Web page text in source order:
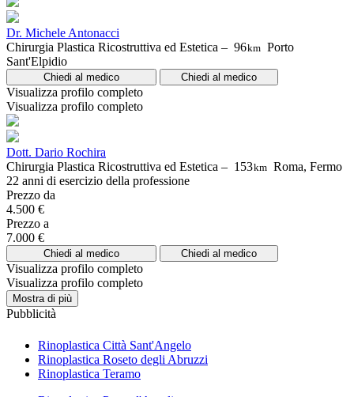
Dr. Michele Antonacci
Chirurgia Plastica Ricostruttiva ed Estetica – 96km Porto
Sant'Elpidio
Chiedi al medico Chiedi al medico
Visualizza profilo completo
Visualizza profilo completo
Dott. Dario Rochira
Chirurgia Plastica Ricostruttiva ed Estetica – 153km Roma, Fermo
22 anni di esercizio della professione
Prezzo da
4.500 €
Prezzo a
7.000 €
Chiedi al medico Chiedi al medico
Visualizza profilo completo
Visualizza profilo completo
Mostra di più
Pubblicità
Rinoplastica Città Sant'Angelo
Rinoplastica Roseto degli Abruzzi
Rinoplastica Teramo